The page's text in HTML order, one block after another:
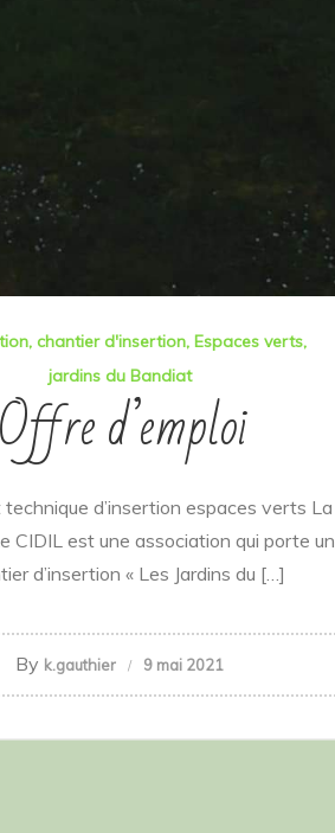
chantier d'insertion Espaces verts
jardins du Bandiat
Offre d’emploi
d’insertion espaces verts La
CIDIL est une association qui porte un
d’insertion « Les Jardins du […]
By k.gauthier 9 mai 2021